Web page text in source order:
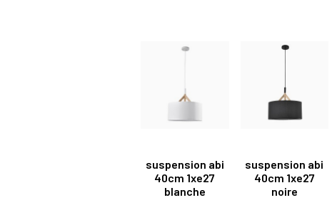
suspension abi
40cm 1xe27
blanche
suspension abi
40cm 1xe27
noire